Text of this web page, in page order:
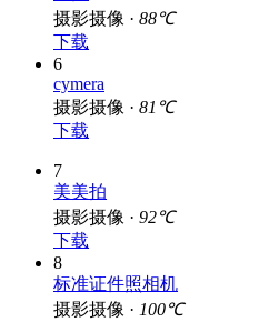
5
玖拍
摄影摄像 ·
下载
6
cymera
下载
7
美美拍
摄影摄像 ·
下载
8